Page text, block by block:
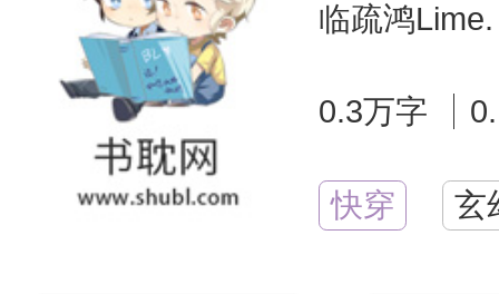
临疏鸿
0.3万字
快穿 玄